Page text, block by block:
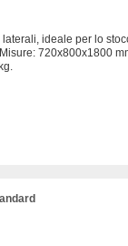
ideale per lo
720x800x1800